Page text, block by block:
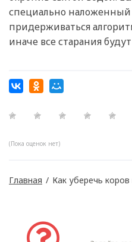
специально наложенный
придерживаться
иначе все старания
(Пока оценок нет)
Главная / Как уберечь коров